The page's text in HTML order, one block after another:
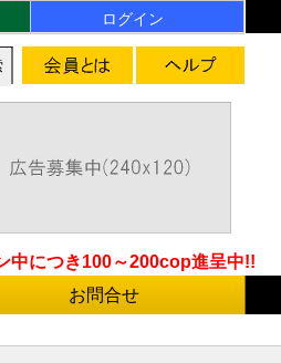
ログイン
中につき100～200cop進呈中!!
お問合せ